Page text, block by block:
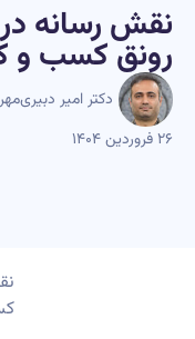
نقش رسانه در
رونق کسب و
دکتر امیر دبیری‌مهر
۲۶ فروردین ۱۴۰۴